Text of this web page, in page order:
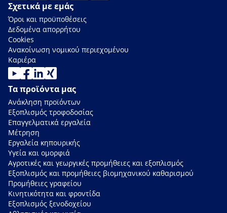
Σχετικά με εμάς
Όροι και προϋποθέσεις
Δεδομένα απορρήτου
Cookies
Ανακοίνωση νομικού περιεχομένου
Καριέρα
Τα προϊόντα μας
Ανάκληση προϊόντων
Εξοπλισμός τροφοδοσίας
Επαγγελματικά εργαλεία
Μέτρηση
Εργαλεία κηπουρικής
Υγεία και ομορφιά
Αγροτικές και γεωργικές προμήθειες και εξοπλισμός
Εξοπλισμός και προμήθειες βιομηχανικού καθαρισμού
Προμήθειες γραφείου
Κινητικότητα και φροντίδα
Εξοπλισμός ξενοδοχείου